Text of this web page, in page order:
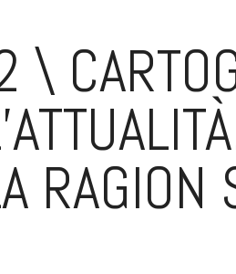
\
RAGION